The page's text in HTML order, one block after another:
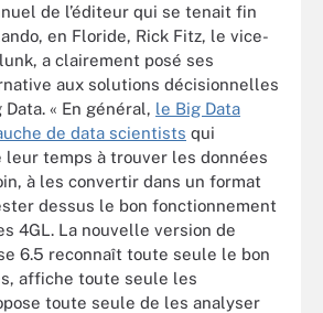
de l’éditeur qui se tenait fin
en Floride, Rick Fitz, le vice-
a clairement posé ses
aux solutions décisionnelles
« En général, le Big Data
de data scientists qui
temps à trouver les données
à les convertir dans un format
dessus le bon fonctionnement
4GL. La nouvelle version de
6.5 reconnaît toute seule le bon
affiche toute seule les
toute seule de les analyser